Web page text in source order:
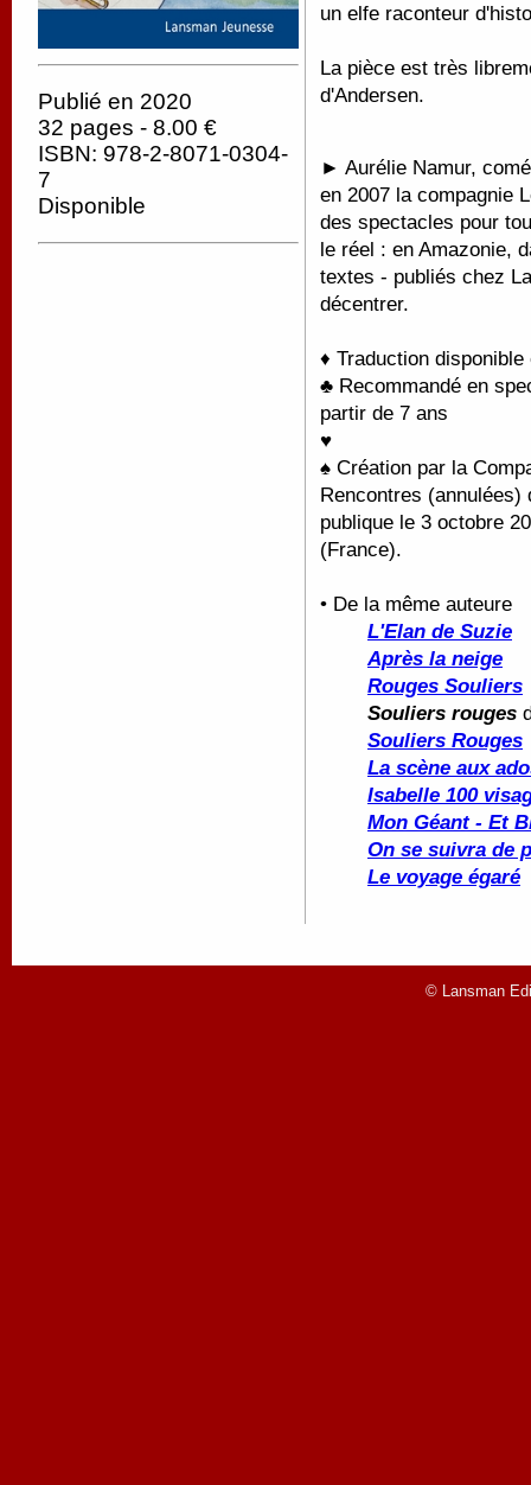
Publié en 2020
32 pages - 8.00 €
ISBN: 978-2-8071-0304-
7
Disponible
un elfe raconteur
La pièce est très
d'Andersen.
► Aurélie Namur,
en 2007 la compagnie
des spectacles pour
le réel : en Amazonie,
textes - publiés chez
décentrer.
♦ Traduction
♣ Recommandé en
partir de 7 ans
♥
♠ Création par la
Rencontres (annulées)
publique le 3 octobre
(France).
• De la même auteure
L'Elan de Suzie
Après la neige
Rouges Souliers
Souliers rouges
Souliers Rouges
La scène aux
Isabelle 100
Mon Géant - Et
On se suivra de
Le voyage égaré
© Lansman